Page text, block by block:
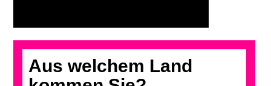
Aus welchem Land